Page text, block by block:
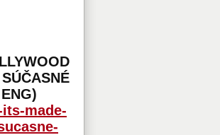
made-